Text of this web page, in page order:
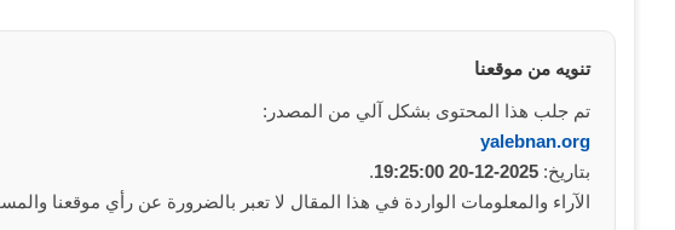
تنويه من موقعنا
تم جلب هذا المحتوى بشكل آلي من المصدر:
yalebnan.org
بتاريخ: 2025-12-20 19:25:00
.
الآراء والمعلومات الواردة في هذا المقال لا تعبر بالضرورة عن رأي موقعنا